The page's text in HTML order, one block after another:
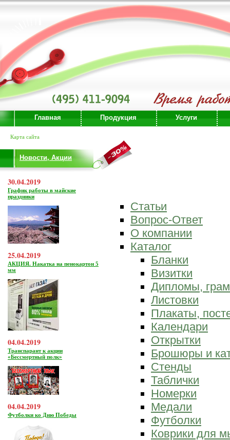
Главная Продукция Услуги
Карта сайта
Новости, Акции
30.04.2019
График работы в майские
праздники
25.04.2019
АКЦИЯ. Накатка на пенокартон 5
мм
04.04.2019
Транспарант к акции
«Бессмертный полк»
04.04.2019
Футболки ко Дню Победы
Статьи
Вопрос-Ответ
О компании
Каталог
Бланки
Визитки
Дипломы,
Листовки
Плакаты,
Календари
Открытки
Брошюры и
Стенды
Таблички
Номерки
Медали
Футболки
Коврики для